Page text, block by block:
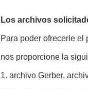
Los archivos
Para poder ofrecerle
nos proporcione la
1. archivo Gerber,